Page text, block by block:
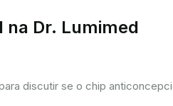
Dr. Lumimed
discutir se o chip